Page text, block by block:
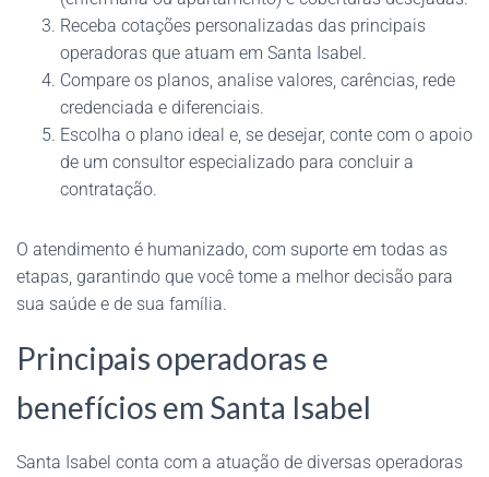
Receba cotações personalizadas das principais
operadoras que atuam em Santa Isabel.
Compare os planos, analise valores, carências, rede
credenciada e diferenciais.
Escolha o plano ideal e, se desejar, conte com o apoio
de um consultor especializado para concluir a
contratação.
O atendimento é humanizado, com suporte em todas as
etapas, garantindo que você tome a melhor decisão para
sua saúde e de sua família.
Principais operadoras e
benefícios em Santa Isabel
Santa Isabel conta com a atuação de diversas operadoras